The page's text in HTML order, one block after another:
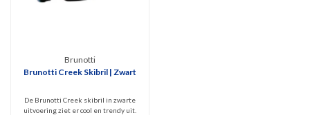
Brunotti
Brunotti Creek Skibril | Zwart
De Brunotti Creek skibril in zwarte
uitvoering ziet er cool en trendy uit.